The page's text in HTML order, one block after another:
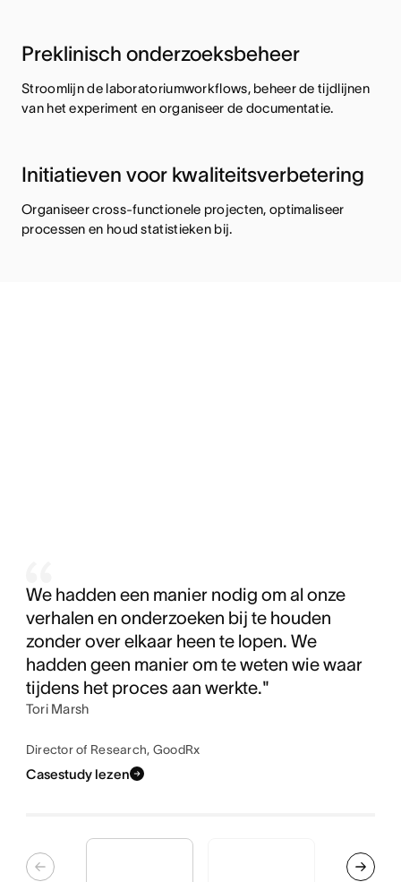
Preklinisch onderzoeksbeheer
Stroomlijn de laboratoriumworkflows, beheer de tijdlijnen
van het experiment en organiseer de documentatie.
Initiatieven voor kwaliteitsverbetering
Organiseer cross-functionele projecten, optimaliseer
processen en houd statistieken bij.
We hadden een manier nodig om al onze
verhalen en onderzoeken bij te houden
zonder over elkaar heen te lopen. We
hadden geen manier om te weten wie waar
tijdens het proces aan werkte."
Tori Marsh
Director of Research, GoodRx
Casestudy lezen